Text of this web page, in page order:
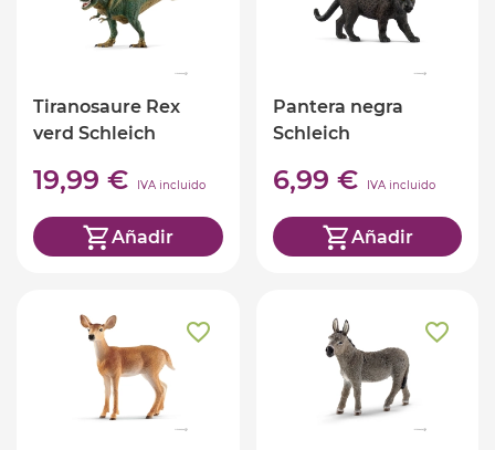
Tiranosaure Rex
verd Schleich
19,99 € IVA incluido
Añadir
Pantera negra
Schleich
6,99 € IVA incluido
Añadir